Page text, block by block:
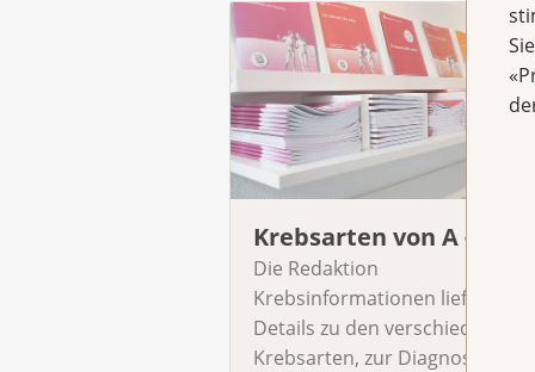
Krebsarten von A - Z
Die Redaktion
Krebsinformationen liefert
Details zu den verschiedenen
Krebsarten, zur Diagnose und